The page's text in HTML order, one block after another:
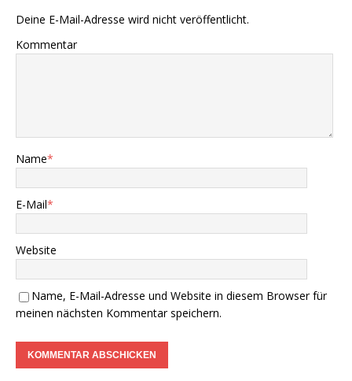
Deine E-Mail-Adresse wird nicht veröffentlicht.
Kommentar
Name*
E-Mail*
Website
Name, E-Mail-Adresse und Website in diesem Browser für
meinen nächsten Kommentar speichern.